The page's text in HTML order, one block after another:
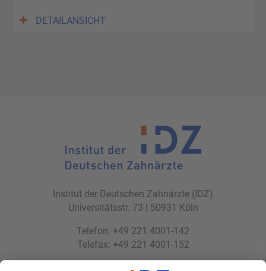
DETAILANSICHT
Institut der Deutschen Zahnärzte (IDZ)
Universitätsstr. 73 | 50931 Köln
Telefon: +49 221 4001-142
Telefax: +49 221 4001-152
idz(at)idz.institute